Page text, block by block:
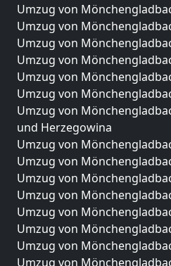
Umzug von
Umzug von
Umzug von
Umzug von
Umzug von
Umzug von
Umzug von
und Herzegowina
Umzug von
Umzug von
Umzug von
Umzug von
Umzug von
Umzug von
Umzug von
Umzug von